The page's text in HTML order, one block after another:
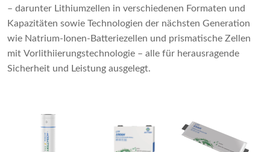
– darunter Lithiumzellen in verschiedenen Formaten und
Kapazitäten sowie Technologien der nächsten Generation
wie Natrium-Ionen-Batteriezellen und prismatische Zellen
mit Vorlithiierungstechnologie – alle für herausragende
Sicherheit und Leistung ausgelegt.